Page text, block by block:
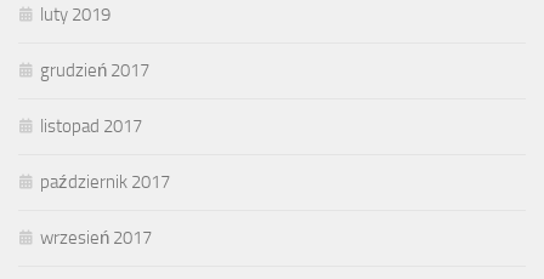
luty 2019
grudzień 2017
listopad 2017
październik 2017
wrzesień 2017